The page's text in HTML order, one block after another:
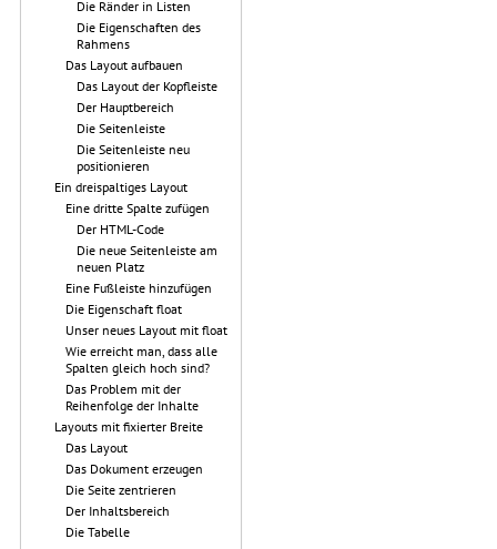
Die Ränder in Listen
Die Eigenschaften des
Rahmens
Das Layout aufbauen
Das Layout der Kopfleiste
Der Hauptbereich
Die Seitenleiste
Die Seitenleiste neu
positionieren
Ein dreispaltiges Layout
Eine dritte Spalte zufügen
Der HTML-Code
Die neue Seitenleiste am
neuen Platz
Eine Fußleiste hinzufügen
Die Eigenschaft float
Unser neues Layout mit float
Wie erreicht man, dass alle
Spalten gleich hoch sind?
Das Problem mit der
Reihenfolge der Inhalte
Layouts mit fixierter Breite
Das Layout
Das Dokument erzeugen
Die Seite zentrieren
Der Inhaltsbereich
Die Tabelle